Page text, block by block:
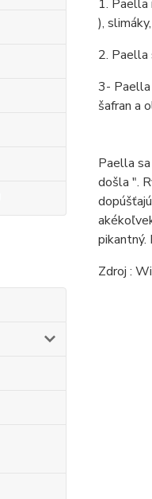
1. Paella
),
2. Paella
3- Paella
šafran a
Paella
došla ".
pikantný.
Zdroj :